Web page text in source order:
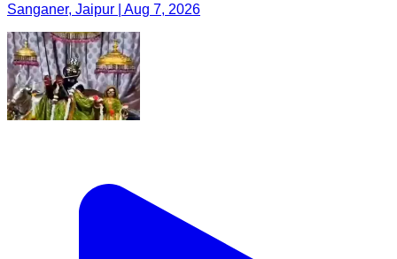
Sanganer, Jaipur | Aug 7, 2026